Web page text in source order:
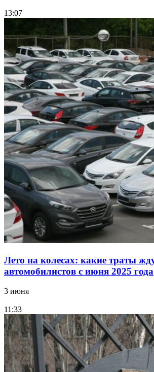
13:07
Лето на колесах: какие траты
автомобилистов с июня 2025 года
3 июня
11:33